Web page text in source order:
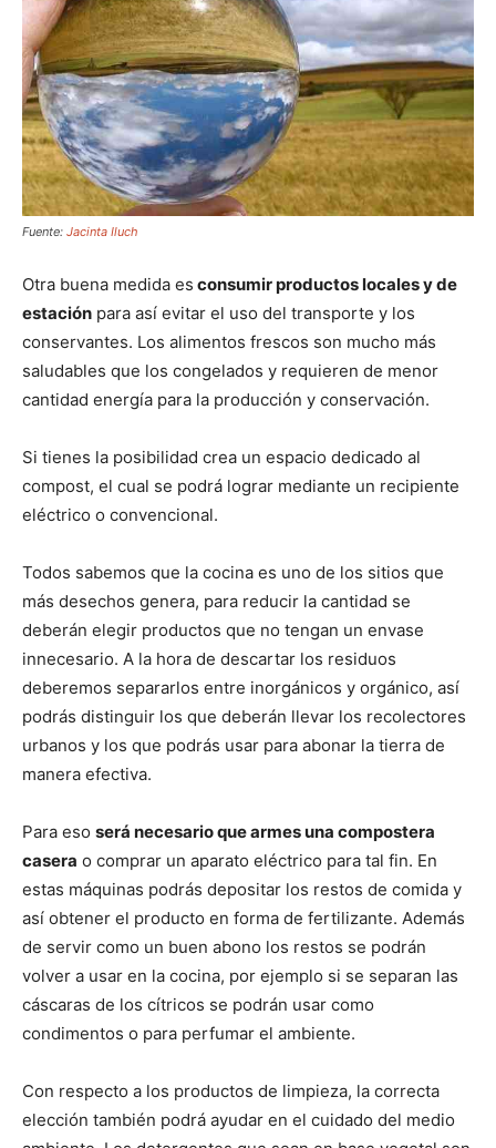
Fuente: Jacinta Iluch
Otra buena medida es consumir productos locales y de
estación para así evitar el uso del transporte y los
conservantes. Los alimentos frescos son mucho más
saludables que los congelados y requieren de menor
cantidad energía para la producción y conservación.
Si tienes la posibilidad crea un espacio dedicado al
compost, el cual se podrá lograr mediante un recipiente
eléctrico o convencional.
Todos sabemos que la cocina es uno de los sitios que
más desechos genera, para reducir la cantidad se
deberán elegir productos que no tengan un envase
innecesario. A la hora de descartar los residuos
deberemos separarlos entre inorgánicos y orgánico, así
podrás distinguir los que deberán llevar los recolectores
urbanos y los que podrás usar para abonar la tierra de
manera efectiva.
Para eso será necesario que armes una compostera
casera o comprar un aparato eléctrico para tal fin. En
estas máquinas podrás depositar los restos de comida y
así obtener el producto en forma de fertilizante. Además
de servir como un buen abono los restos se podrán
volver a usar en la cocina, por ejemplo si se separan las
cáscaras de los cítricos se podrán usar como
condimentos o para perfumar el ambiente.
Con respecto a los productos de limpieza, la correcta
elección también podrá ayudar en el cuidado del medio